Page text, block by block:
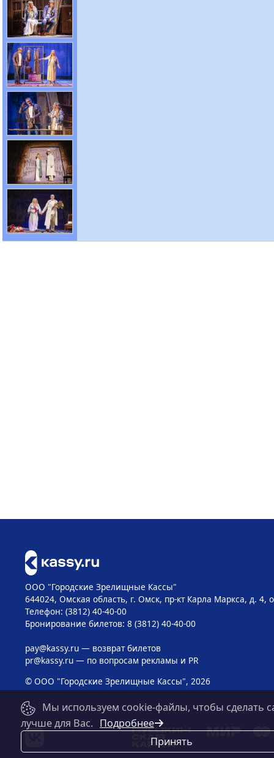
ООО "Городские Зрелищные Кассы"
644024, Омская область, г. Омск, пр-кт Карла Маркса, д. 4,
Телефон: (3812) 40-40-00
Бронирование билетов: 8 (3812) 40-40-00
pay@kassy.ru— возврат билетов
pr@kassy.ru— по вопросам рекламы и PR
© ООО "Городские Зрелищные Кассы", 2026
Мы используем cookie-файлы, чтобы сделать
лучше для Вас. Подробнее
Принять